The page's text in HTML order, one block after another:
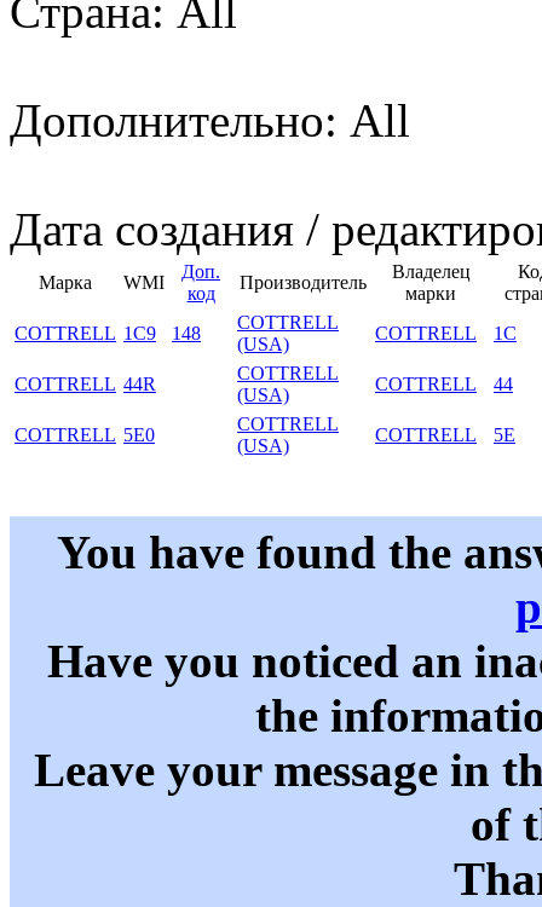
Страна: All
Дополнительно: All
Дата создания /
Марка WMI
Доп.
код
Производитель
Владелец
марки
COTTRELL 1C9 148
COTTRELL
(USA)
COTTRELL 1C
COTTRELL 44R
COTTRELL
(USA)
COTTRELL 44
COTTRELL 5E0
COTTRELL
(USA)
COTTRELL 5E
You have found the
Have you noticed an
the
Leave your message in
of